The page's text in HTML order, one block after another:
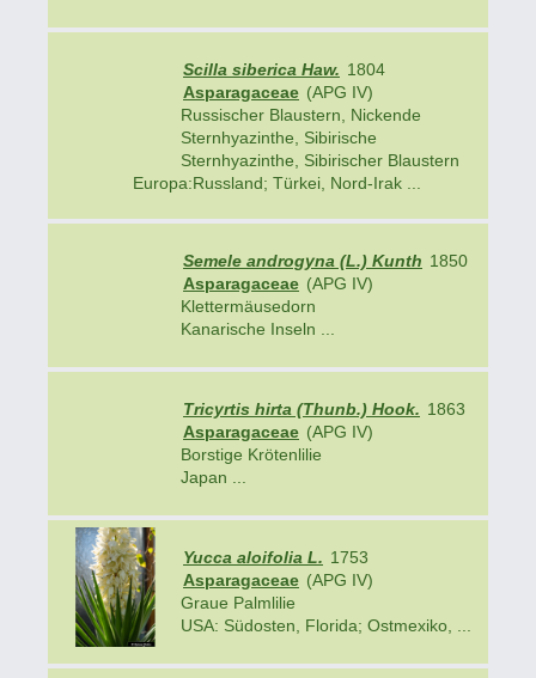
Scilla siberica Haw. 1804
Asparagaceae (APG IV)
Russischer Blaustern, Nickende
Sternhyazinthe, Sibirische
Sternhyazinthe, Sibirischer Blaustern
Europa:Russland; Türkei, Nord-Irak ...
Semele androgyna (L.) Kunth 1850
Asparagaceae (APG IV)
Klettermäusedorn
Kanarische Inseln ...
Tricyrtis hirta (Thunb.) Hook. 1863
Asparagaceae (APG IV)
Borstige Krötenlilie
Japan ...
Yucca aloifolia L. 1753
Asparagaceae (APG IV)
Graue Palmlilie
USA: Südosten, Florida; Ostmexiko, ...